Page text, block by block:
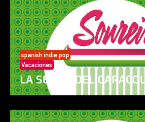
spanish indie pop
Vacaciones
LA SENDA DEL CARACOL